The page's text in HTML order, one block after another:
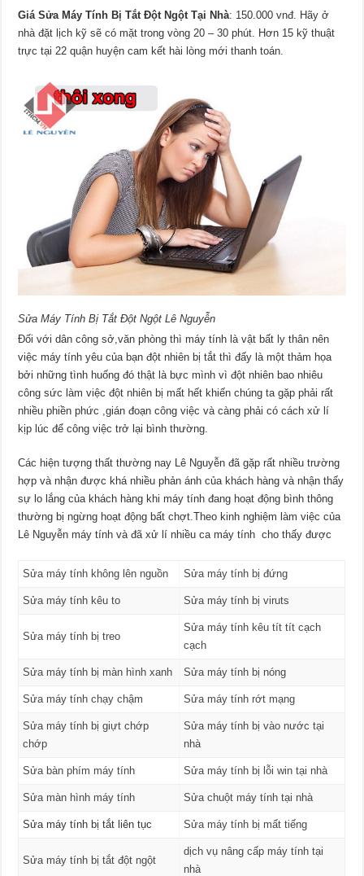
Giá Sửa Máy Tính Bị Tắt Đột Ngột Tại Nhà: 150.000 vnđ. Hãy ở
nhà đặt lịch kỹ sẽ có mặt trong vòng 20 – 30 phút. Hơn 15 kỹ thuật
trực tại 22 quận huyện cam kết hài lòng mới thanh toán.
Sửa Máy Tính Bị Tắt Đột Ngột Lê Nguyễn
Đối với dân công sở,văn phòng thì máy tính là vật bất ly thân nên
việc máy tính yêu của bạn đột nhiên bị tắt thì đấy là một thảm họa
bởi những tình huống đó thật là bực mình vì đột nhiên bao nhiêu
công sức làm việc đột nhiên bị mất hết khiến chúng ta gặp phải rất
nhiều phiền phức ,gián đoạn công việc và càng phải có cách xử lí
kịp lúc để công việc trở lại bình thường.
Các hiện tượng thất thường nay Lê Nguyễn đã gặp rất nhiều trường
hợp và nhận được khá nhiều phản ánh của khách hàng và nhận thấy
sự lo lắng của khách hàng khi máy tính đang hoạt động bình thông
thường bị ngừng hoạt động bất chợt.Theo kinh nghiệm làm việc của
Lê Nguyễn máy tính và đã xử lí nhiều ca máy tính cho thấy được
Sửa máy tính không lên nguồn Sửa máy tính bị đứng
Sửa máy tính kêu to Sửa máy tính bị viruts
Sửa máy tính bị treo
Sửa máy tính kêu tít tít cạch
cạch
Sửa máy tính bị màn hình xanh Sửa máy tính bị nóng
Sửa máy tính chạy chậm Sửa máy tính rớt mạng
Sửa máy tính bị giựt chớp
chớp
Sửa máy tính bị vào nước tại
nhà
Sửa bàn phím máy tính Sửa máy tính bị lỗi win tại nhà
Sửa màn hình máy tính Sửa chuột máy tính tại nhà
Sửa máy tính bị tắt liên tục Sửa máy tính bị mất tiếng
Sửa máy tính bị tắt đột ngột
dịch vụ nâng cấp máy tính tại
nhà